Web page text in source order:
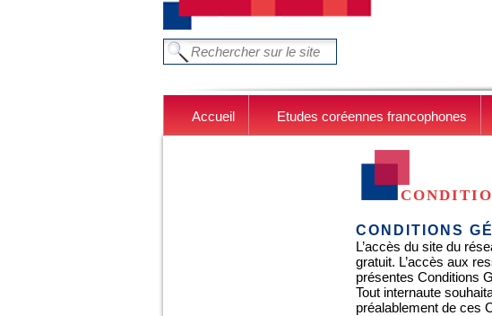
FORMULAIRE DE RECHERCHE
Chercher dans ce site
Accueil Etudes coréennes francophones
CONDITIONS
L’accès du site du
gratuit. L’accès aux
présentes Conditions
Tout internaute
préalablement de ces